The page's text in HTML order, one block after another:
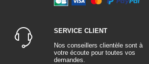
SERVICE CLIENT
Nos conseillers clientèle sont à
votre écoute pour toutes vos
demandes.